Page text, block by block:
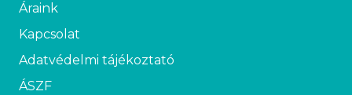
Áraink
Kapcsolat
Adatvédelmi tájékoztató
ÁSZF